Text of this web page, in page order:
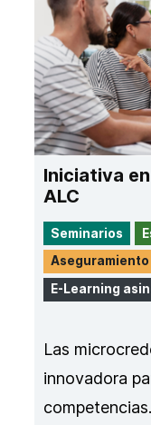
Iniciativa
ALC
Seminarios
Aseguramiento
E-Learning
Las
innovadora